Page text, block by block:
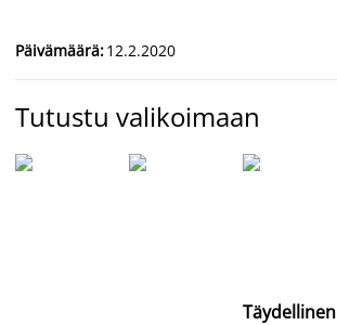
Päivämäärä:12.2.2020
Tutustu valikoimaan
Täydellinen